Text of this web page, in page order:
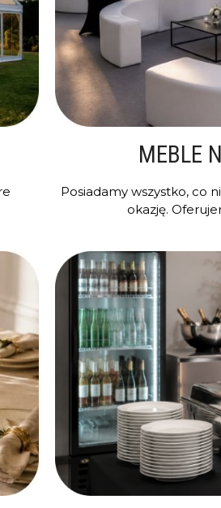
MEBLE
Posiadamy wszystko, co
okazję.